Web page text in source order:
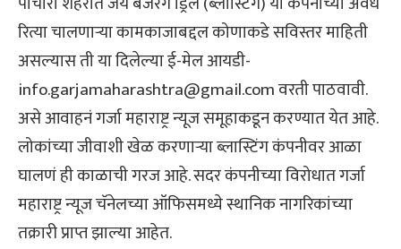
रित्या चालणाऱ्या कामकाजाबद्दल कोणाकडे सविस्तर माहिती
असल्यास ती या दिलेल्या ई-मेल आयडी-
info.garjamaharashtra@gmail.com वरती पाठवावी.
असे आवाहनं गर्जा महाराष्ट्र न्यूज समूहाकडून करण्यात येत आहे.
लोकांच्या जीवाशी खेळ करणाऱ्या ब्लास्टिंग कंपनीवर आळा
घालणं ही काळाची गरज आहे. सदर कंपनीच्या विरोधात गर्जा
महाराष्ट्र न्यूज चॅनेलच्या ऑफिसमध्ये स्थानिक नागरिकांच्या
तक्रारी प्राप्त झाल्या आहेत.